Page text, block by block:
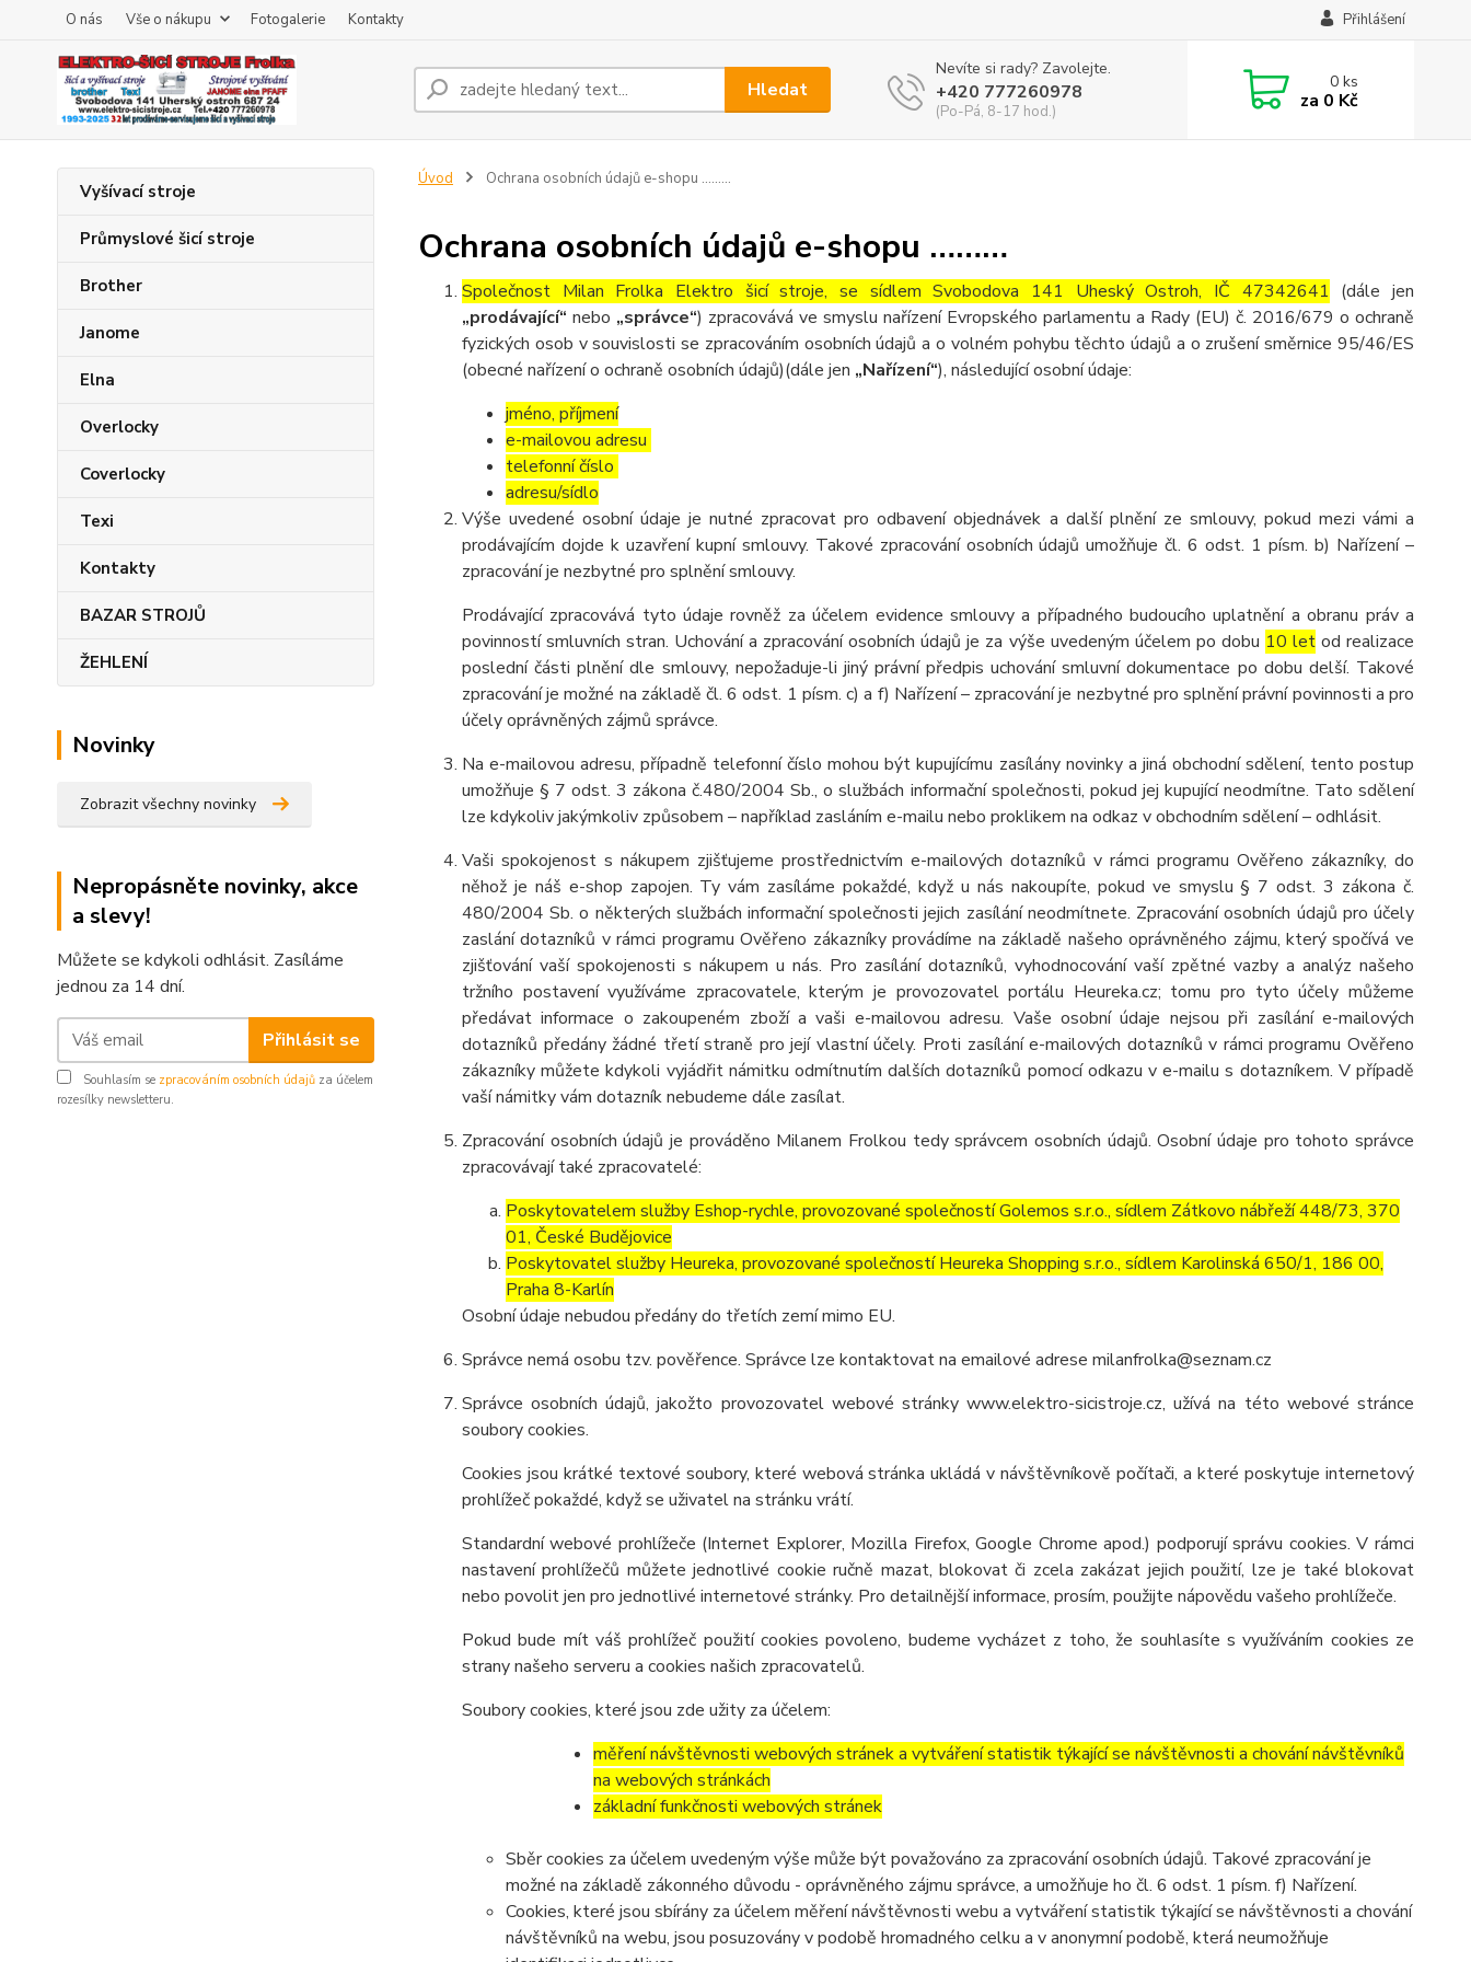
O nás Vše o nákupu Fotogalerie Kontakty Přihlášení
Hledat
Nevíte si rady? Zavolejte.
+420 777260978
(Po-Pá, 8-17 hod.)
0ks
za 0 Kč
Vyšívací stroje
Průmyslové šicí stroje
Brother
Janome
Elna
Overlocky
Coverlocky
Texi
Kontakty
BAZAR STROJŮ
ŽEHLENÍ
Novinky
Zobrazit všechny novinky
Nepropásněte novinky, akce
a slevy!
Můžete se kdykoli odhlásit. Zasíláme
jednou za 14 dní.
Přihlásit se
Souhlasím se zpracováním osobních údajů za účelem
rozesílky newsletteru.
Úvod Ochrana osobních údajů e-shopu ………
Ochrana osobních údajů e-shopu ………
Společnost Milan Frolka Elektro šicí stroje, se sídlem Svobodova 141 Uheský Ostroh, IČ 47342641 (dále jen
„prodávající“ nebo „správce“) zpracovává ve smyslu nařízení Evropského parlamentu a Rady (EU) č. 2016/679 o ochraně
fyzických osob v souvislosti se zpracováním osobních údajů a o volném pohybu těchto údajů a o zrušení směrnice 95/46/ES
(obecné nařízení o ochraně osobních údajů)(dále jen „Nařízení“), následující osobní údaje:
jméno, příjmení
e-mailovou adresu
telefonní číslo
adresu/sídlo
Výše uvedené osobní údaje je nutné zpracovat pro odbavení objednávek a další plnění ze smlouvy, pokud mezi vámi a
prodávajícím dojde k uzavření kupní smlouvy. Takové zpracování osobních údajů umožňuje čl. 6 odst. 1 písm. b) Nařízení –
zpracování je nezbytné pro splnění smlouvy.
Prodávající zpracovává tyto údaje rovněž za účelem evidence smlouvy a případného budoucího uplatnění a obranu práv a
povinností smluvních stran. Uchování a zpracování osobních údajů je za výše uvedeným účelem po dobu 10 letod realizace
poslední části plnění dle smlouvy, nepožaduje-li jiný právní předpis uchování smluvní dokumentace po dobu delší. Takové
zpracování je možné na základě čl. 6 odst. 1 písm. c) a f) Nařízení – zpracování je nezbytné pro splnění právní povinnosti a pro
účely oprávněných zájmů správce.
Na e-mailovou adresu, případně telefonní číslo mohou být kupujícímu zasílány novinky a jiná obchodní sdělení, tento postup
umožňuje § 7 odst. 3 zákona č.480/2004 Sb., o službách informační společnosti, pokud jej kupující neodmítne. Tato sdělení
lze kdykoliv jakýmkoliv způsobem – například zasláním e-mailu nebo proklikem na odkaz v obchodním sdělení – odhlásit.
Vaši spokojenost s nákupem zjišťujeme prostřednictvím e-mailových dotazníků v rámci programu Ověřeno zákazníky, do
něhož je náš e-shop zapojen. Ty vám zasíláme pokaždé, když u nás nakoupíte, pokud ve smyslu § 7 odst. 3 zákona č.
480/2004 Sb. o některých službách informační společnosti jejich zasílání neodmítnete. Zpracování osobních údajů pro účely
zaslání dotazníků v rámci programu Ověřeno zákazníky provádíme na základě našeho oprávněného zájmu, který spočívá ve
zjišťování vaší spokojenosti s nákupem u nás. Pro zasílání dotazníků, vyhodnocování vaší zpětné vazby a analýz našeho
tržního postavení využíváme zpracovatele, kterým je provozovatel portálu Heureka.cz; tomu pro tyto účely můžeme
předávat informace o zakoupeném zboží a vaši e-mailovou adresu. Vaše osobní údaje nejsou při zasílání e-mailových
dotazníků předány žádné třetí straně pro její vlastní účely. Proti zasílání e-mailových dotazníků v rámci programu Ověřeno
zákazníky můžete kdykoli vyjádřit námitku odmítnutím dalších dotazníků pomocí odkazu v e-mailu s dotazníkem. V případě
vaší námitky vám dotazník nebudeme dále zasílat.
Zpracování osobních údajů je prováděno Milanem Frolkou tedy správcem osobních údajů. Osobní údaje pro tohoto správce
zpracovávají také zpracovatelé:
Poskytovatelem služby Eshop-rychle, provozované společností Golemos s.r.o., sídlem Zátkovo nábřeží 448/73, 370
01, České Budějovice
Poskytovatel služby Heureka, provozované společností Heureka Shopping s.r.o., sídlem Karolinská 650/1, 186 00,
Praha 8-Karlín
Osobní údaje nebudou předány do třetích zemí mimo EU.
Správce nemá osobu tzv. pověřence. Správce lze kontaktovat na emailové adrese milanfrolka@seznam.cz
Správce osobních údajů, jakožto provozovatel webové stránky www.elektro-sicistroje.cz, užívá na této webové stránce
soubory cookies.
Cookies jsou krátké textové soubory, které webová stránka ukládá v návštěvníkově počítači, a které poskytuje internetový
prohlížeč pokaždé, když se uživatel na stránku vrátí.
Standardní webové prohlížeče (Internet Explorer, Mozilla Firefox, Google Chrome apod.) podporují správu cookies. V rámci
nastavení prohlížečů můžete jednotlivé cookie ručně mazat, blokovat či zcela zakázat jejich použití, lze je také blokovat
nebo povolit jen pro jednotlivé internetové stránky. Pro detailnější informace, prosím, použijte nápovědu vašeho prohlížeče.
Pokud bude mít váš prohlížeč použití cookies povoleno, budeme vycházet z toho, že souhlasíte s využíváním cookies ze
strany našeho serveru a cookies našich zpracovatelů.
Soubory cookies, které jsou zde užity za účelem:
měření návštěvnosti webových stránek a vytváření statistik týkající se návštěvnosti a chování návštěvníků
na webových stránkách
základní funkčnosti webových stránek
Sběr cookies za účelem uvedeným výše může být považováno za zpracování osobních údajů. Takové zpracování je
možné na základě zákonného důvodu - oprávněného zájmu správce, a umožňuje ho čl. 6 odst. 1 písm. f) Nařízení.
Cookies, které jsou sbírány za účelem měření návštěvnosti webu a vytváření statistik týkající se návštěvnosti a chování
návštěvníků na webu, jsou posuzovány v podobě hromadného celku a v anonymní podobě, která neumožňuje